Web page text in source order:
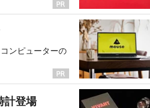
ンピューターの
計登場